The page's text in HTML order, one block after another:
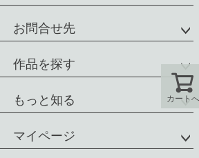
お問合せ先
作品を探す
もっと知る
マイページ
カートへ